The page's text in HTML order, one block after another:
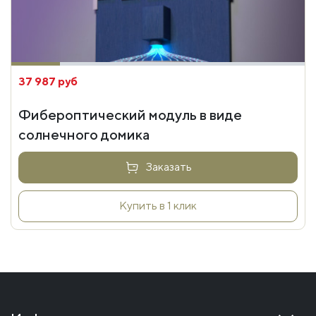
37 987 руб
Фибероптический модуль в виде
солнечного домика
Заказать
Купить в 1 клик